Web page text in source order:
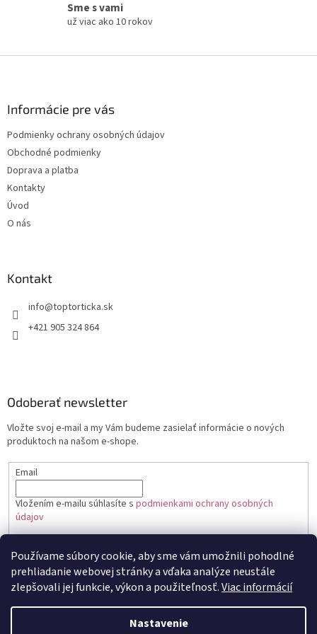
Používame súbory cookie, aby sme vám umožnili pohodlné
prehliadanie webovej stránky a vďaka analýze neustále
zlepšovali jej funkcie, výkon a použiteľnosť.Viac informácií
Nastavenie
Sme s vami
už viac ako 10 rokov
Informácie pre vás
Podmienky ochrany osobných údajov
Obchodné podmienky
Doprava a platba
Kontakty
Úvod
O nás
Kontakt
+421 905 324 864
Odoberať newsletter
Vložte svoj e-mail a my Vám budeme zasielať informácie o nových
produktoch na našom e-shope.
Email
Vložením e-mailu súhlasíte s podmienkami ochrany osobných
údajov
PRIHLÁSIŤ SA